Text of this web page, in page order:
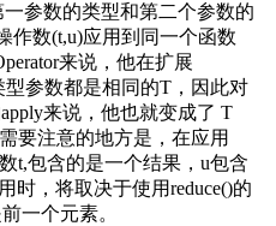
参数的类型和第二个参数的
作数(t,u)应用到同一个函数
来说，他在扩展
参数都是相同的T，因此对
来说，他也就变成了 T
要注意的地方是，在应用
t,包含的是一个结果，u包含
时，将取决于使用reduce()的
一个元素。